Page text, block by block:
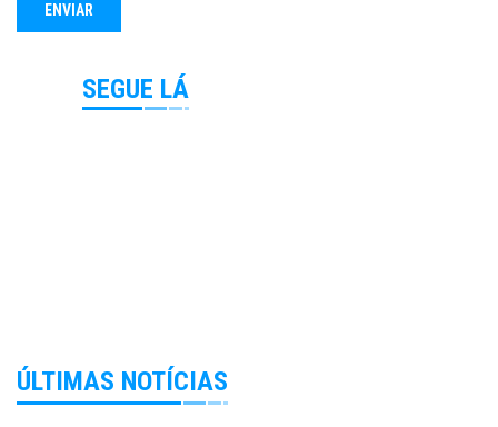
SEGUE LÁ
ÚLTIMAS NOTÍCIAS